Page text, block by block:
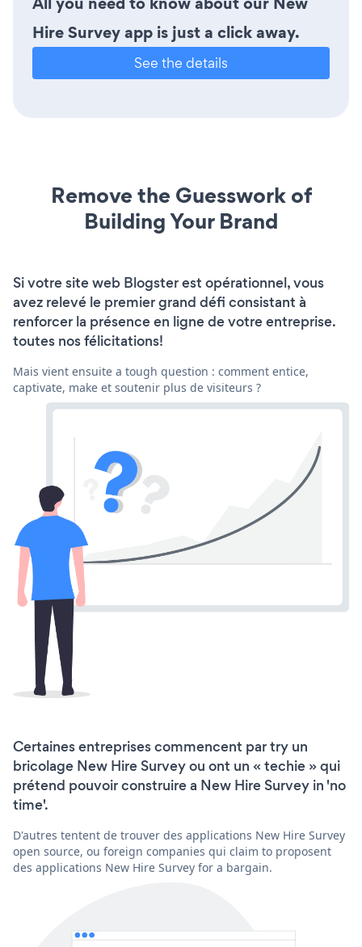
Hire Survey app is just a click away.
See the details
Remove the Guesswork of
Building Your Brand
Si votre site web Blogster est opérationnel, vous
avez relevé le premier grand défi consistant à
renforcer la présence en ligne de votre entreprise.
toutes nos félicitations!
Mais vient ensuite a tough question : comment entice,
captivate, make et soutenir plus de visiteurs ?
Certaines entreprises commencent par try un
bricolage New Hire Survey ou ont un « techie » qui
prétend pouvoir construire a New Hire Survey in 'no
time'.
D'autres tentent de trouver des applications New Hire Survey
open source, ou foreign companies qui claim to proposent
des applications New Hire Survey for a bargain.